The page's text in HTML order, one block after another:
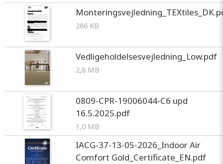
286 KB
Vedligeholdelsesvejledning_Low.pdf
2,8 MB
0809-CPR-19006044-C6 upd
16.5.2025.pdf
1,0 MB
IACG-37-13-05-2026_Indoor Air
Comfort Gold_Certificate_EN.pdf